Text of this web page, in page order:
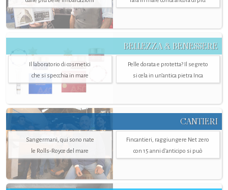
BELLEZZA & BENESSERE
Il laboratorio di cosmetici
che si specchia in mare
Pelle dorata e protetta? Il segreto
si cela in un’antica pietra Inca
CANTIERI
Sangermani, qui sono nate
le Rolls-Royce del mare
Fincantieri, raggiungere Net zero
con 15 anni d'anticipo si può